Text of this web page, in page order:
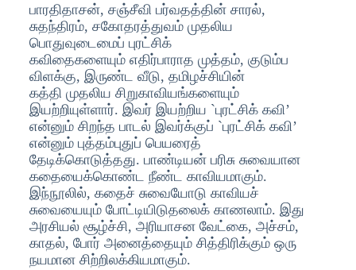
பாரதிதாசன், சஞ்சீவி பர்வதத்தின் சாரல்,
சுதந்திரம், சகோதரத்துவம் முதலிய
பொதுவுடைமைப் புரட்சிக்
கவிதைகளையும் எதிர்பாராத முத்தம், குடும்ப
விளக்கு, இருண்ட வீடு, தமிழச்சியின்
கத்தி முதலிய சிறுகாவியங்களையும்
இயற்றியுள்ளார். இவர் இயற்றிய `புரட்சிக் கவி’
என்னும் சிறந்த பாடல் இவர்க்குப் `புரட்சிக் கவி’
என்னும் புத்தம்புதுப் பெயரைத்
தேடிக்கொடுத்தது. பாண்டியன் பரிசு சுவையான
கதையைக்கொண்ட நீண்ட காவியமாகும்.
இந்நூலில், கதைச் சுவையோடு காவியச்
சுவையையும் போட்டியிடுதலைக் காணலாம். இது
அரசியல் சூழ்ச்சி, அரியாசன வேட்கை, அச்சம்,
காதல், போர் அனைத்தையும் சித்திரிக்கும் ஒரு
நயமான சிற்றிலக்கியமாகும்.